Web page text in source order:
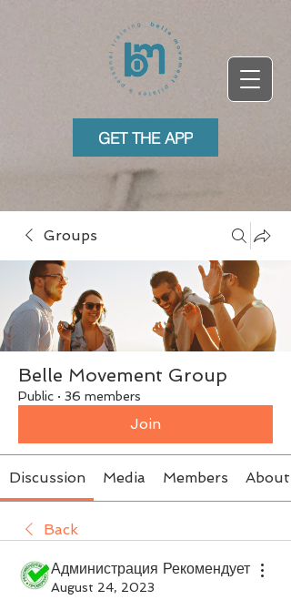
GET THE APP
Groups
Belle Movement Group
Public · 36 members
Join
Discussion Media Members About
Back
Администрация Рекомендует
August 24, 2023